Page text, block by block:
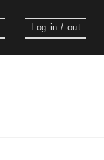
Log in / out